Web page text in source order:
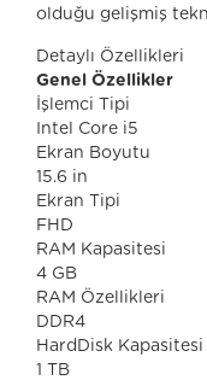
olduğu gelişmiş
Detaylı Özellikleri
Genel Özellikler
İşlemci Tipi
Intel Core i5
Ekran Boyutu
15.6 in
Ekran Tipi
FHD
RAM Kapasitesi
4 GB
RAM Özellikleri
DDR4
HardDisk Kapasitesi
1 TB